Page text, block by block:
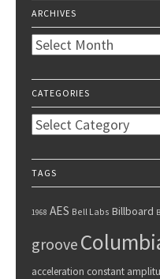
ARCHIVES
Archives
CATEGORIES
Categories
TAGS
1968 AES Bell Labs Billboard
groove
acceleration constant